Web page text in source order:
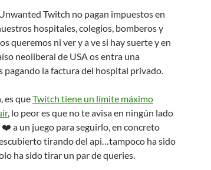
Twitch no pagan impuestos en
hospitales, colegios, bomberos y
queremos ni ver y a ve si hay suerte y en
neoliberal de USA os entra una
pagando la factura del hospital privado.
es queTwitch tiene un límite máximo
, lo peor es que no te avisa en ningún lado
a un juego para seguirlo, en concreto
tirando del api…tampoco ha sido
ha sido tirar un par de queries.